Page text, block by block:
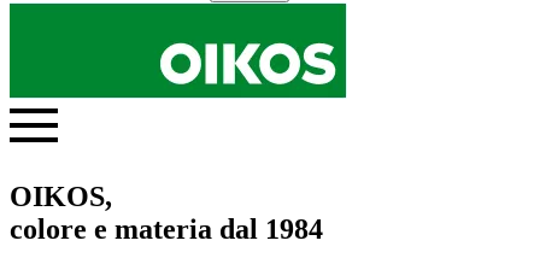
OIKOS,
colore e materia dal 1984